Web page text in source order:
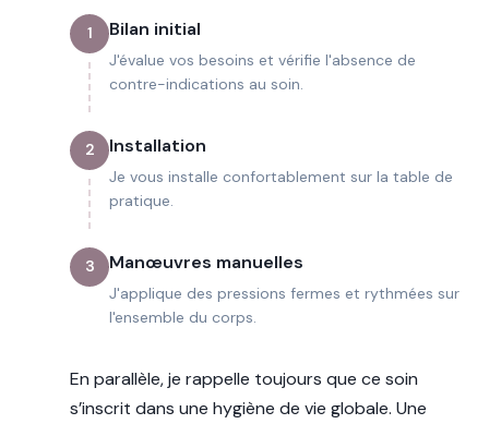
1 Bilan initial
J'évalue vos besoins et vérifie l'absence de
contre-indications au soin.
2 Installation
Je vous installe confortablement sur la table de
pratique.
3 Manœuvres manuelles
J'applique des pressions fermes et rythmées sur
l'ensemble du corps.
En parallèle, je rappelle toujours que ce soin
s’inscrit dans une hygiène de vie globale. Une